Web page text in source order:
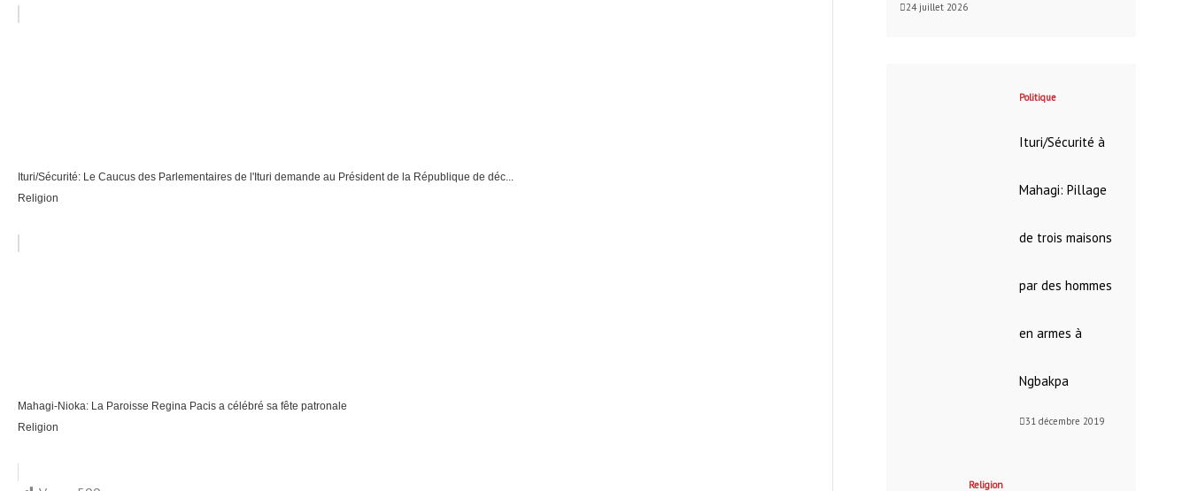
Ituri/Sécurité: Le Caucus des Parlementaires de l'Ituri demande au Président de la République de déc...
Religion
Mahagi-Nioka: La Paroisse Regina Pacis a célébré sa fête patronale
Religion
24 juillet 2026
Politique
Ituri/Sécurité à
Mahagi: Pillage
de trois maisons
par des hommes
en armes à
Ngbakpa
31 décembre 2019
Religion